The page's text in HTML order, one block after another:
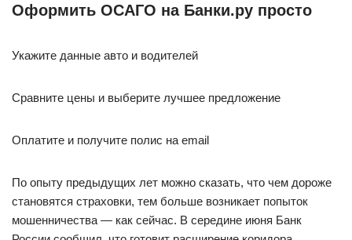
Оформить ОСАГО на Банки.ру просто
Укажите данные авто и водителей
Сравните цены и выберите лучшее предложение
Оплатите и получите полис на email
По опыту предыдущих лет можно сказать, что чем дороже
становятся страховки, тем больше возникает попыток
мошенничества — как сейчас. В середине июня Банк